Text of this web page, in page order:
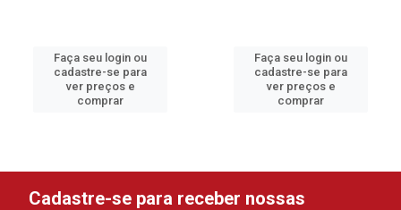
Faça seu login ou
cadastre-se para
ver preços e
comprar
Faça seu login ou
cadastre-se para
ver preços e
comprar
Cadastre-se para receber nossas